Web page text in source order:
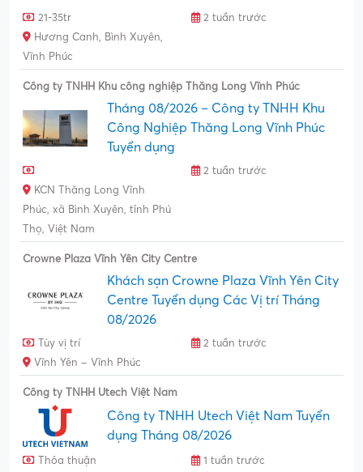
21-35tr
2 tuần trước
Hương Canh, Bình Xuyên,
Vĩnh Phúc
Công ty TNHH Khu công nghiệp Thăng Long Vĩnh Phúc
Tháng 08/2026 – Công ty TNHH Khu
Công Nghiệp Thăng Long Vĩnh Phúc
Tuyển dụng
2 tuần trước
KCN Thăng Long Vĩnh
Phúc, xã Bình Xuyên, tỉnh Phú
Thọ, Việt Nam
Crowne Plaza Vĩnh Yên City Centre
Khách sạn Crowne Plaza Vĩnh Yên City
Centre Tuyển dụng Các Vị trí Tháng
08/2026
Tùy vị trí
2 tuần trước
Vĩnh Yên – Vĩnh Phúc
Công ty TNHH Utech Việt Nam
Công ty TNHH Utech Việt Nam Tuyển
dụng Tháng 08/2026
Thỏa thuận
1 tuần trước